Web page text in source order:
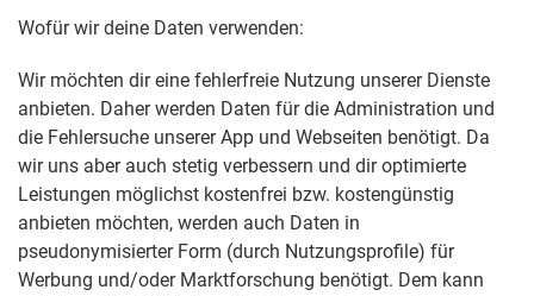
Wofür wir deine Daten verwenden:
Wir möchten dir eine fehlerfreie Nutzung unserer Dienste
anbieten. Daher werden Daten für die Administration und
die Fehlersuche unserer App und Webseiten benötigt. Da
wir uns aber auch stetig verbessern und dir optimierte
Leistungen möglichst kostenfrei bzw. kostengünstig
anbieten möchten, werden auch Daten in
pseudonymisierter Form (durch Nutzungsprofile) für
Werbung und/oder Marktforschung benötigt. Dem kann